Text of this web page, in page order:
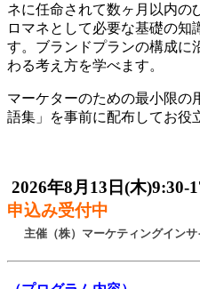
ネに任命されて数ヶ月以内の
ロマネとして必要な基礎の
す。ブランドプランの構成に
わる考え方を学べます。
マーケターのための最小限の
語集」を事前に配布してお役
2026年8月13日(木)9:30-
申込み受付中
主催（株）マーケティングイン